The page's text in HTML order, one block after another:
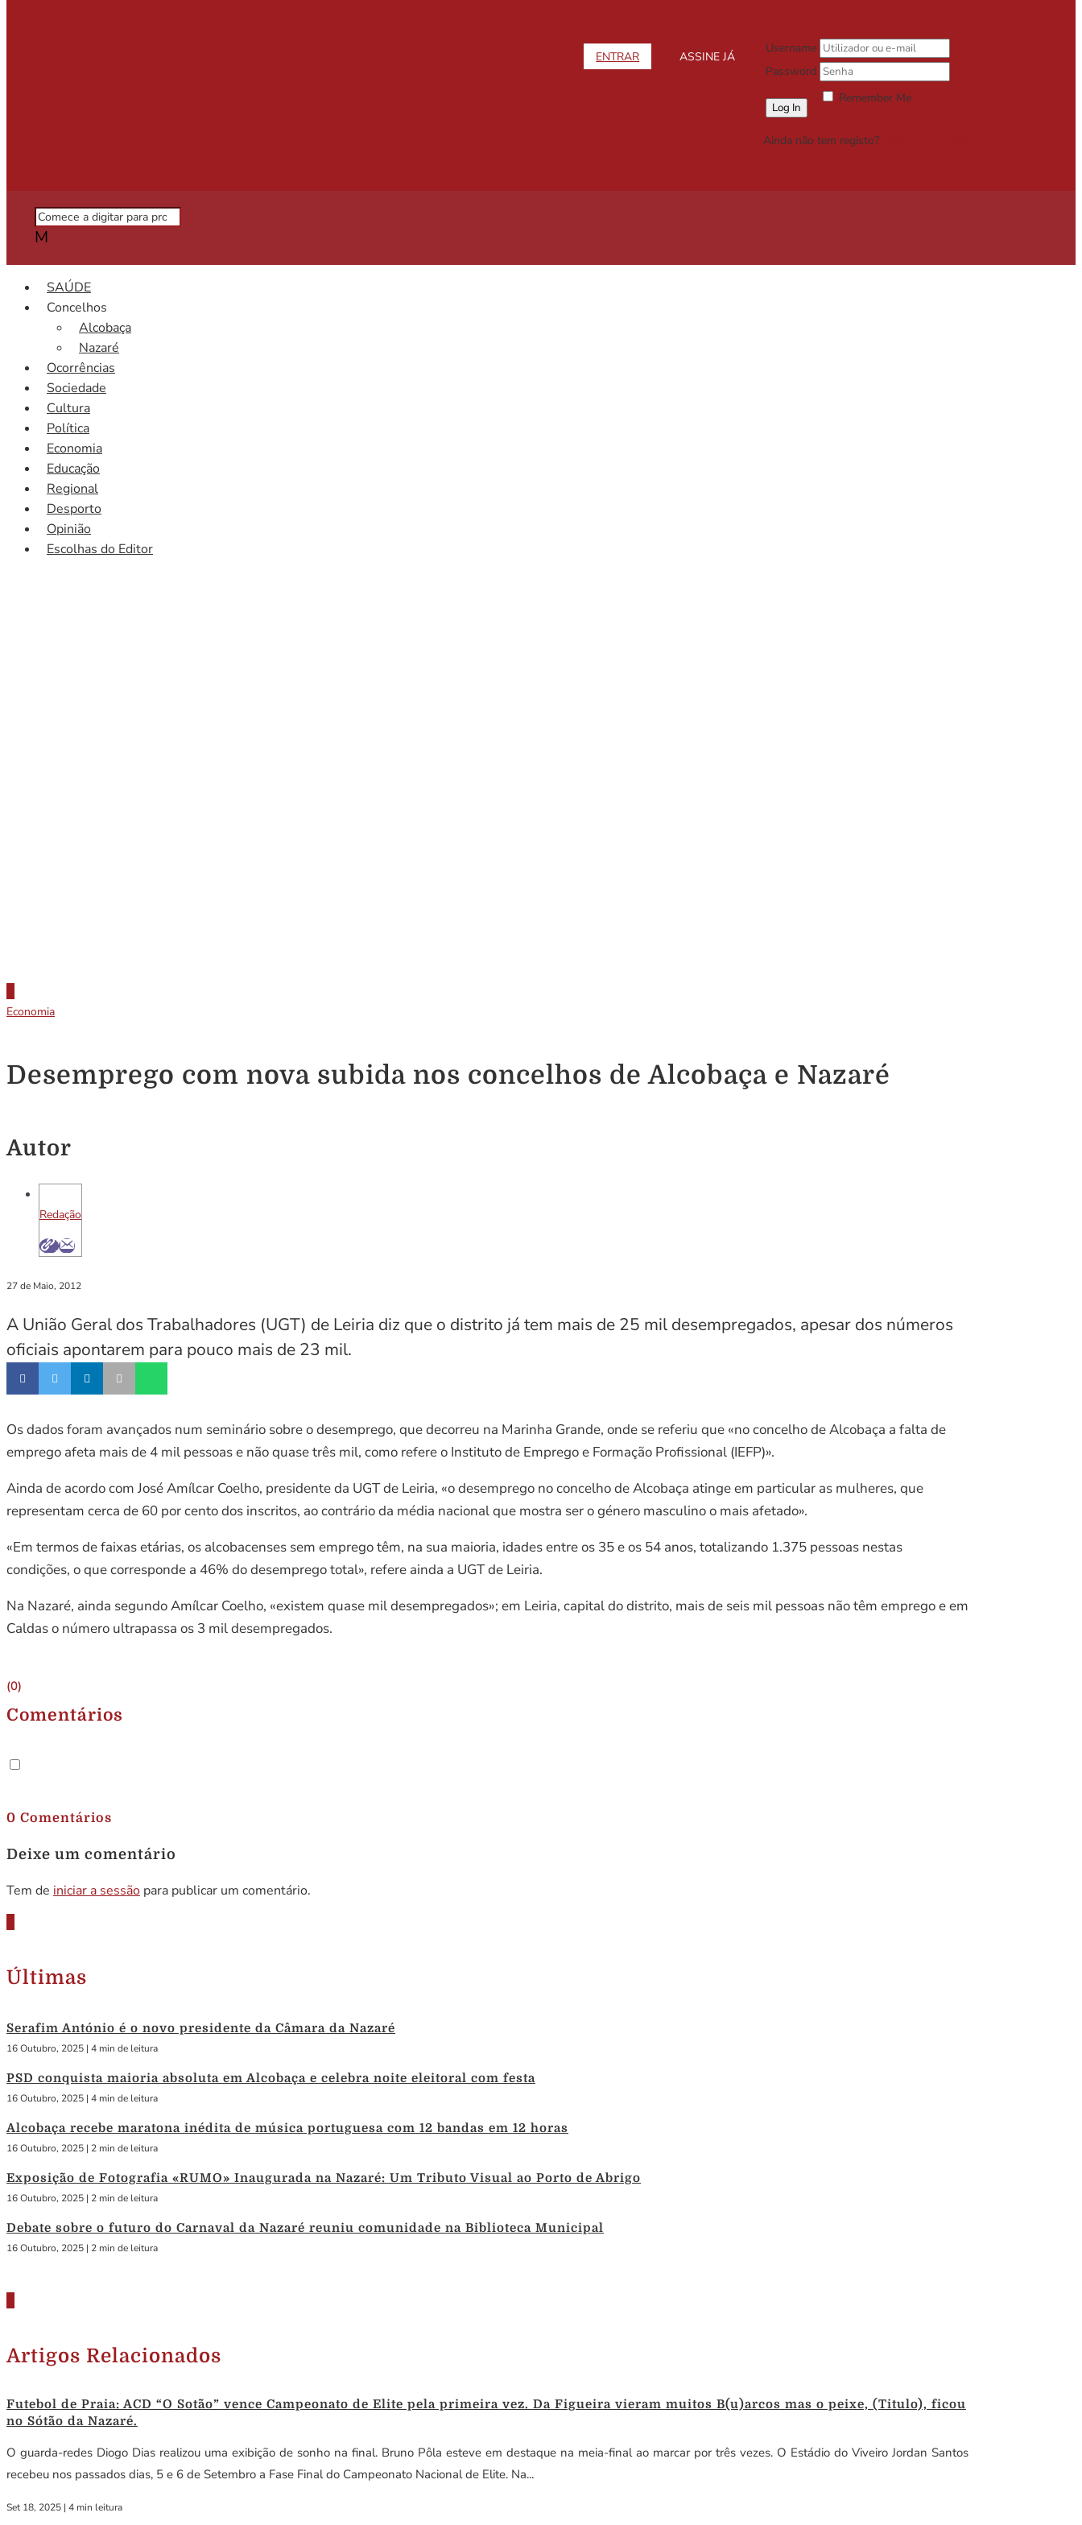
ENTRAR ASSINE JÁ
Username
Password
Remember Me
Ainda não tem registo?
M
SAÚDE
Concelhos
Alcobaça
Nazaré
Ocorrências
Sociedade
Cultura
Política
Economia
Educação
Regional
Desporto
Opinião
Escolhas do Editor
Economia
Desemprego com nova subida nos concelhos de Alcobaça e Nazaré
Autor
Redação
27 de Maio, 2012
A União Geral dos Trabalhadores (UGT) de Leiria diz que o distrito já tem mais de 25 mil desempregados, apesar dos números
oficiais apontarem para pouco mais de 23 mil.
Os dados foram avançados num seminário sobre o desemprego, que decorreu na Marinha Grande, onde se referiu que «no concelho de Alcobaça a falta de
emprego afeta mais de 4 mil pessoas e não quase três mil, como refere o Instituto de Emprego e Formação Profissional (IEFP)».
Ainda de acordo com José Amílcar Coelho, presidente da UGT de Leiria, «o desemprego no concelho de Alcobaça atinge em particular as mulheres, que
representam cerca de 60 por cento dos inscritos, ao contrário da média nacional que mostra ser o género masculino o mais afetado».
«Em termos de faixas etárias, os alcobacenses sem emprego têm, na sua maioria, idades entre os 35 e os 54 anos, totalizando 1.375 pessoas nestas
condições, o que corresponde a 46% do desemprego total», refere ainda a UGT de Leiria.
Na Nazaré, ainda segundo Amílcar Coelho, «existem quase mil desempregados»; em Leiria, capital do distrito, mais de seis mil pessoas não têm emprego e em
Caldas o número ultrapassa os 3 mil desempregados.
(0)
Comentários
0 Comentários
Deixe um comentário
Tem de iniciar a sessão para publicar um comentário.
Últimas
Serafim António é o novo presidente da Câmara da Nazaré
16 Outubro, 2025 | 4 min de leitura
PSD conquista maioria absoluta em Alcobaça e celebra noite eleitoral com festa
16 Outubro, 2025 | 4 min de leitura
Alcobaça recebe maratona inédita de música portuguesa com 12 bandas em 12 horas
16 Outubro, 2025 | 2 min de leitura
Exposição de Fotografia «RUMO» Inaugurada na Nazaré: Um Tributo Visual ao Porto de Abrigo
16 Outubro, 2025 | 2 min de leitura
Debate sobre o futuro do Carnaval da Nazaré reuniu comunidade na Biblioteca Municipal
16 Outubro, 2025 | 2 min de leitura
Artigos Relacionados
Futebol de Praia: ACD “O Sotão” vence Campeonato de Elite pela primeira vez. Da Figueira vieram muitos B(u)arcos mas o peixe, (Titulo), ficou
no Sótão da Nazaré.
O guarda-redes Diogo Dias realizou uma exibição de sonho na final. Bruno Pôla esteve em destaque na meia-final ao marcar por três vezes. O Estádio do Viveiro Jordan Santos
recebeu nos passados dias, 5 e 6 de Setembro a Fase Final do Campeonato Nacional de Elite. Na...
Set 18, 2025 | 4 min leitura